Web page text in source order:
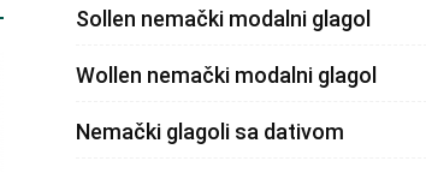
Sollen nemački modalni glagol
Wollen nemački modalni glagol
Nemački glagoli sa dativom